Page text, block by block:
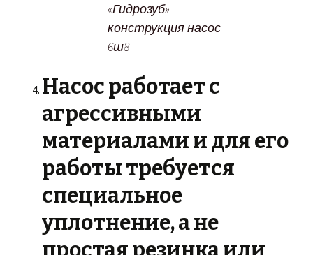
«Гидрозуб»
конструкция насос
6ш8
Насос работает с
агрессивными
материалами и для его
работы требуется
специальное
уплотнение, а не